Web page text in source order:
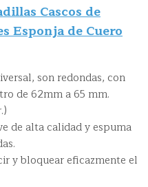
Cascos de
Esponja de Cuero
son redondas, con
de 62mm a 65 mm.
de alta calidad y espuma
y bloquear eficazmente el